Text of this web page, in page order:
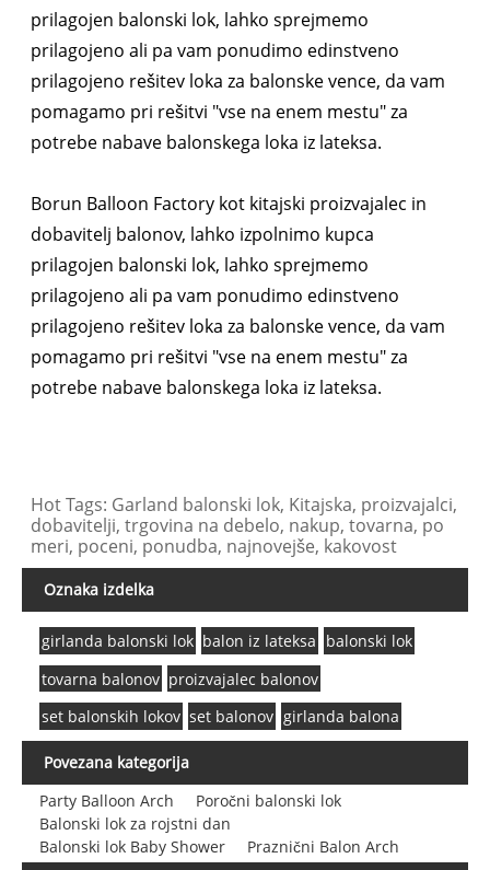
prilagojen balonski lok, lahko sprejmemo
prilagojeno ali pa vam ponudimo edinstveno
prilagojeno rešitev loka za balonske vence, da vam
pomagamo pri rešitvi "vse na enem mestu" za
potrebe nabave balonskega loka iz lateksa.
Borun Balloon Factory kot kitajski proizvajalec in
dobavitelj balonov, lahko izpolnimo kupca
prilagojen balonski lok, lahko sprejmemo
prilagojeno ali pa vam ponudimo edinstveno
prilagojeno rešitev loka za balonske vence, da vam
pomagamo pri rešitvi "vse na enem mestu" za
potrebe nabave balonskega loka iz lateksa.
Hot Tags: Garland balonski lok, Kitajska, proizvajalci,
dobavitelji, trgovina na debelo, nakup, tovarna, po
meri, poceni, ponudba, najnovejše, kakovost
Oznaka izdelka
girlanda balonski lok balon iz lateksa balonski lok
tovarna balonov proizvajalec balonov
set balonskih lokov set balonov girlanda balona
Povezana kategorija
Party Balloon Arch
Poročni balonski lok
Balonski lok za rojstni dan
Balonski lok Baby Shower
Praznični Balon Arch